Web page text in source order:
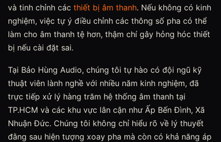
và tinh chỉnh các thiết bị âm thanh. Nếu không có kinh
nghiệm, việc tự ý điều chỉnh các thông số pha có thể
làm cho âm thanh tệ hơn, thậm chí gây hỏng hóc thiết
bị nếu cài đặt sai.
Tại Bảo Hùng Audio, chúng tôi tự hào có đội ngũ kỹ
thuật viên lành nghề với nhiều năm kinh nghiệm, đã
trực tiếp xử lý hàng trăm hệ thống âm thanh tại
TP.HCM và các khu vực lân cận như Ấp Bến Đình, Xã
Nhuận Đức. Chúng tôi không chỉ hiểu rõ về lý thuyết
đằng sau hiện tượng xoay pha mà còn có khả năng áp